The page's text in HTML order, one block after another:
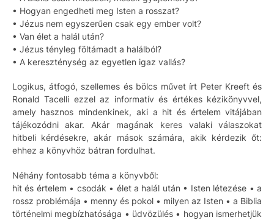
• Hogyan engedheti meg Isten a rosszat?
• Jézus nem egyszerűen csak egy ember volt?
• Van élet a halál után?
• Jézus tényleg föltámadt a halálból?
• A kereszténység az egyetlen igaz vallás?
Logikus, átfogó, szellemes és bölcs művet írt Peter Kreeft és
Ronald Tacelli ezzel az informatív és értékes kézikönyvvel,
amely hasznos mindenkinek, aki a hit és értelem vitájában
tájékozódni akar. Akár magának keres valaki válaszokat
hitbeli kérdésekre, akár mások számára, akik kérdezik őt:
ehhez a könyvhöz bátran fordulhat.
Néhány fontosabb téma a könyvből:
hit és értelem • csodák • élet a halál után • Isten létezése • a
rossz problémája • menny és pokol • milyen az Isten • a Biblia
történelmi megbízhatósága • üdvözülés • hogyan ismerhetjük